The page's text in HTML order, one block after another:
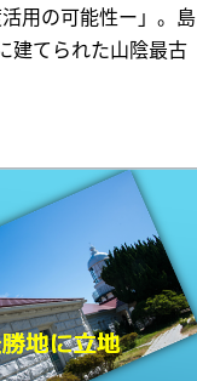
用の可能性ー」。島
建てられた山陰最古